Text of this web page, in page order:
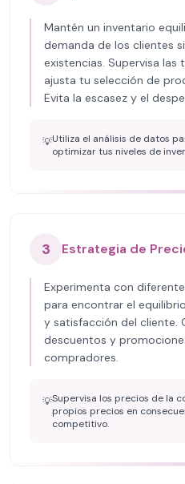
Mantén un inventario
demanda de los clientes
existencias. Supervisa las
ajusta tu selección de
Evita la escasez y el
💡Utiliza el análisis de datos
optimizar tus niveles de
3 Estrategia de
Experimenta con
para encontrar el
y satisfacción del cliente.
descuentos y
compradores.
💡Supervisa los precios de la
propios precios en
competitivo.